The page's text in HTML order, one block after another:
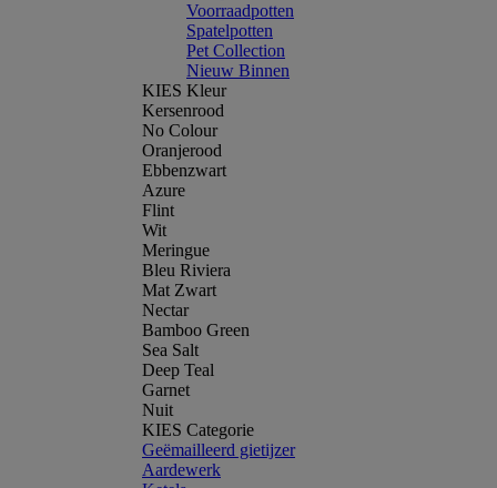
Voorraadpotten
Spatelpotten
Pet Collection
Nieuw Binnen
KIES Kleur
Kersenrood
No Colour
Oranjerood
Ebbenzwart
Azure
Flint
Wit
Meringue
Bleu Riviera
Mat Zwart
Nectar
Bamboo Green
Sea Salt
Deep Teal
Garnet
Nuit
KIES Categorie
Geëmailleerd gietijzer
Aardewerk